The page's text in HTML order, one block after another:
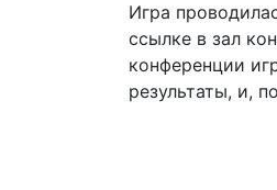
Игра
ссылке в зал
конференции
результаты, и,